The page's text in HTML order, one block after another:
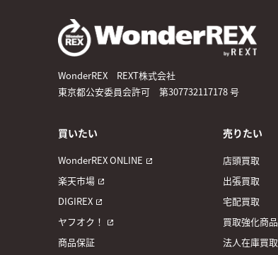
WonderREX REXT株式会社
東京都公安委員会許可 第307732117178 号
買いたい
WonderREX ONLINE
楽天市場
DIGIREX
ヤフオク！
商品保証
売りたい
店頭買取
出張買取
宅配買取
買取強化商品
法人在庫買取